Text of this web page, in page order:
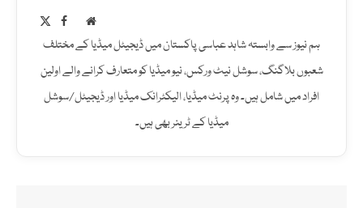
Website
Facebook
ہم نیوز سے وابستہ شاہد عباسی پاکستان میں ڈیجیٹل میڈیا کے مختلف
شعبوں بلاگنگ، سوشل نیٹ ورکس، نیو میڈیا کو متعارف کرانے والے اولین
افراد میں شامل ہیں۔ وہ پرنٹ میڈیا، الیکٹرانک میڈیا اور ڈیجیٹل/سوشل
میڈیا کے ٹرینر بھی ہیں۔